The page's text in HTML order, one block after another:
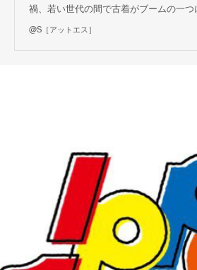
禍、若い世代の間で古着がブームの一
@S［アットエス］